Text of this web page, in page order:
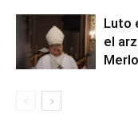
Luto
el